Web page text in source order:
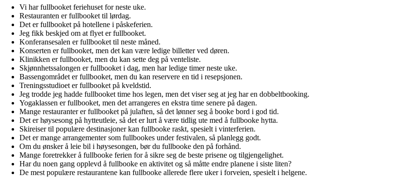
Vi har fullbooket feriehuset for neste uke.
Restauranten er fullbooket til lørdag.
Det er fullbooket på hotellene i påskeferien.
Jeg fikk beskjed om at flyet er fullbooket.
Konferansesalen er fullbooket til neste måned.
Konserten er fullbooket, men det kan være ledige billetter ved døren.
Klinikken er fullbooket, men du kan sette deg på venteliste.
Skjønnhetssalongen er fullbooket i dag, men har ledige timer neste uke.
Bassengområdet er fullbooket, men du kan reservere en tid i resepsjonen.
Treningsstudioet er fullbooket på kveldstid.
Jeg trodde jeg hadde fullbooket time hos legen, men det viser seg at jeg har en dobbeltbooking.
Yogaklassen er fullbooket, men det arrangeres en ekstra time senere på dagen.
Mange restauranter er fullbooket på julaften, så det lønner seg å booke bord i god tid.
Det er høysesong på hytteutleie, så det er lurt å være tidlig ute med å fullbooke hytta.
Skireiser til populære destinasjoner kan fullbooke raskt, spesielt i vinterferien.
Det er mange arrangementer som fullbookes under festivalen, så planlegg godt.
Om du ønsker å leie bil i høysesongen, bør du fullbooke den på forhånd.
Mange foretrekker å fullbooke ferien for å sikre seg de beste prisene og tilgjengelighet.
Har du noen gang opplevd å fullbooke en aktivitet og så måtte endre planene i siste liten?
De mest populære restaurantene kan fullbooke allerede flere uker i forveien, spesielt i helgene.